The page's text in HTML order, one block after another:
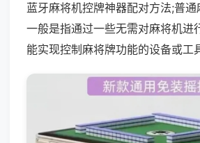
蓝牙麻将机控牌神器配对方法;普
一般是指通过一些无需对麻将机进
能实现控制麻将牌功能的设备或工